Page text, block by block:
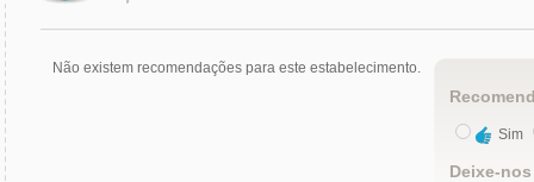
Não existem recomendações para este estabelecimento.
Sim
Deixe-